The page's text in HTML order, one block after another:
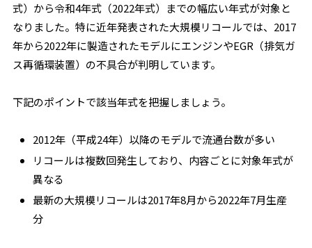
式）から令和4年式（2022年式）までの幅広い年式が対象と
なりました。特に近年発表された大規模リコールでは、2017
年から2022年に製造されたモデルにエンジンやEGR（排気ガ
ス再循環装置）の不具合が判明しています。
下記のポイントで該当年式を把握しましょう。
2012年（平成24年）以降のモデルで流通台数が多い
リコールは複数回発生しており、内容ごとに対象年式が
異なる
最新の大規模リコールは2017年8月から2022年7月生産
分